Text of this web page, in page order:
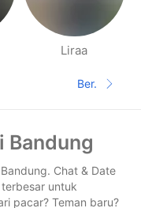
Liraa
Ber.
Bandung
Chat & Date
untuk
pacar? Teman baru?